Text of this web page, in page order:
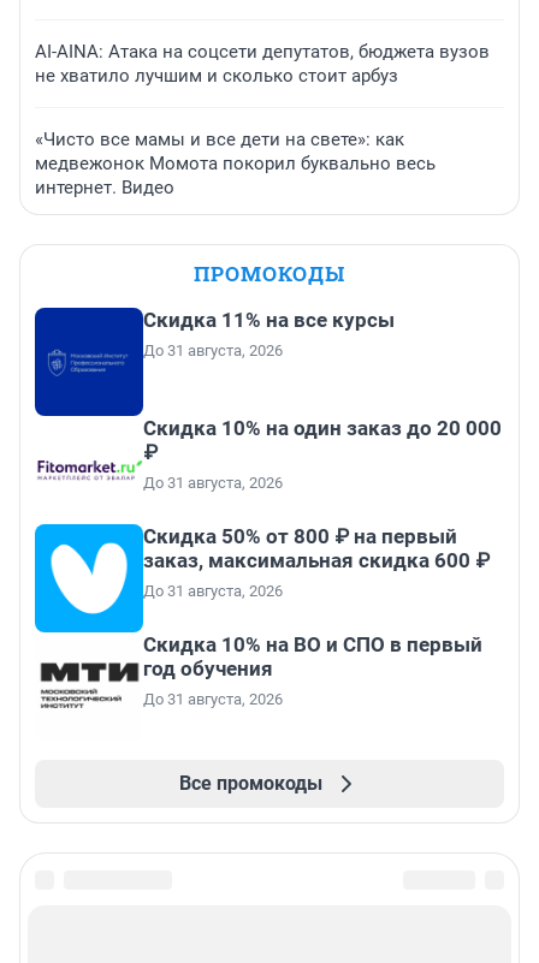
AI-AINA: Атака на соцсети депутатов, бюджета вузов
не хватило лучшим и сколько стоит арбуз
«Чисто все мамы и все дети на свете»: как
медвежонок Момота покорил буквально весь
интернет. Видео
ПРОМОКОДЫ
Скидка 11% на все курсы
До 31 августа, 2026
Скидка 10% на один заказ до 20 000
₽
До 31 августа, 2026
Скидка 50% от 800 ₽ на первый
заказ, максимальная скидка 600 ₽
До 31 августа, 2026
Скидка 10% на ВО и СПО в первый
год обучения
До 31 августа, 2026
Все промокоды